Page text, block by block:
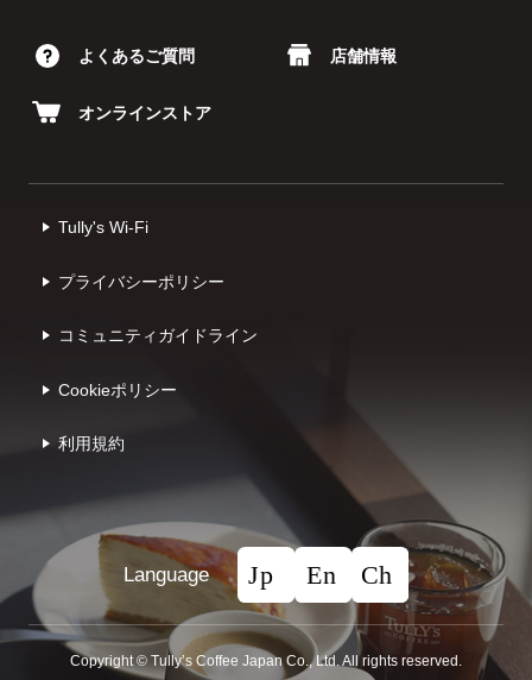
よくあるご質問 店舗情報
オンラインストア
Tully's Wi-Fi
プライバシーポリシー
コミュニティガイドライン
Cookieポリシー
利⽤規約
Language
Copyright © Tullyʼs Coffee Japan Co., Ltd. All rights reserved.